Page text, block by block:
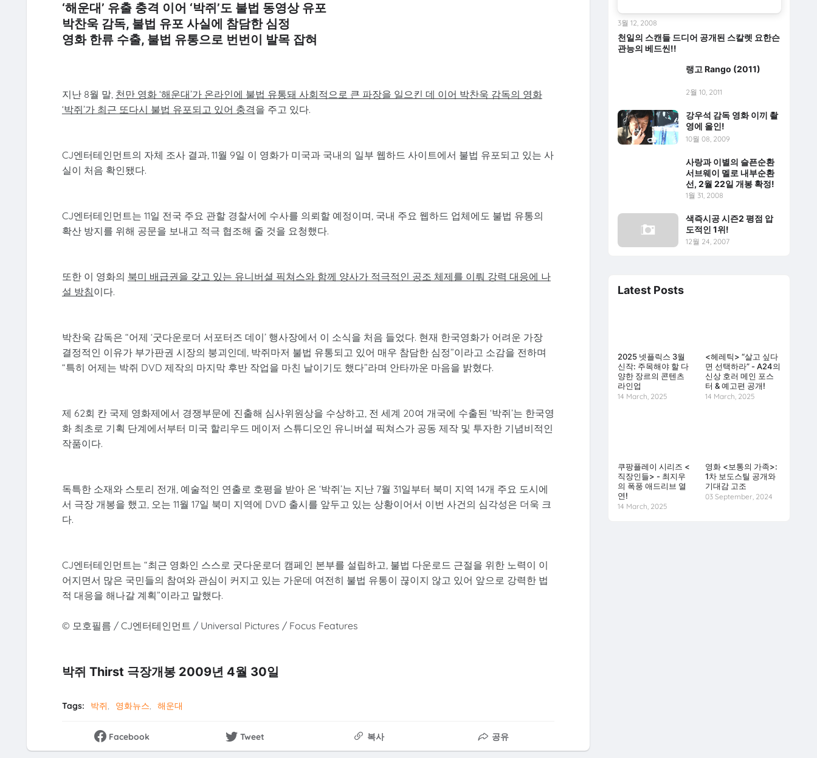
‘해운대’ 유출 충격 이어 ‘박쥐’도 불법 동영상 유포
박찬욱 감독, 불법 유포 사실에 참담한 심정
영화 한류 수출, 불법 유통으로 번번이 발목 잡혀
지난 8월 말, 천만 영화 ‘해운대’가 온라인에 불법 유통돼 사회적으로 큰 파장을 일으킨 데 이어 박찬욱 감독의 영화
‘박쥐’가 최근 또다시 불법 유포되고 있어 충격을 주고 있다.
CJ엔터테인먼트의 자체 조사 결과, 11월 9일 이 영화가 미국과 국내의 일부 웹하드 사이트에서 불법 유포되고 있는 사
실이 처음 확인됐다.
CJ엔터테인먼트는 11일 전국 주요 관할 경찰서에 수사를 의뢰할 예정이며, 국내 주요 웹하드 업체에도 불법 유통의
확산 방지를 위해 공문을 보내고 적극 협조해 줄 것을 요청했다.
또한 이 영화의 북미 배급권을 갖고 있는 유니버셜 픽쳐스와 함께 양사가 적극적인 공조 체제를 이뤄 강력 대응에 나
설 방침이다.
박찬욱 감독은 “어제 ‘굿다운로더 서포터즈 데이’ 행사장에서 이 소식을 처음 들었다. 현재 한국영화가 어려운 가장
결정적인 이유가 부가판권 시장의 붕괴인데, 박쥐마저 불법 유통되고 있어 매우 참담한 심정”이라고 소감을 전하며
“특히 어제는 박쥐 DVD 제작의 마지막 후반 작업을 마친 날이기도 했다”라며 안타까운 마음을 밝혔다.
제 62회 칸 국제 영화제에서 경쟁부문에 진출해 심사위원상을 수상하고, 전 세계 20여 개국에 수출된 ‘박쥐’는 한국영
화 최초로 기획 단계에서부터 미국 할리우드 메이저 스튜디오인 유니버셜 픽쳐스가 공동 제작 및 투자한 기념비적인
작품이다.
독특한 소재와 스토리 전개, 예술적인 연출로 호평을 받아 온 ‘박쥐’는 지난 7월 31일부터 북미 지역 14개 주요 도시에
서 극장 개봉을 했고, 오는 11월 17일 북미 지역에 DVD 출시를 앞두고 있는 상황이어서 이번 사건의 심각성은 더욱 크
다.
CJ엔터테인먼트는 “최근 영화인 스스로 굿다운로더 캠페인 본부를 설립하고, 불법 다운로드 근절을 위한 노력이 이
어지면서 많은 국민들의 참여와 관심이 커지고 있는 가운데 여전히 불법 유통이 끊이지 않고 있어 앞으로 강력한 법
적 대응을 해나갈 계획”이라고 말했다.
© 모호필름 / CJ엔터테인먼트 / Universal Pictures / Focus Features
박쥐 Thirst 극장개봉 2009년 4월 30일
Tags: 박쥐 영화뉴스 해운대
Facebook Tweet 복사 공유
천일의 스캔들 드디어 공개된 스칼렛 요한슨
관능의 베드씬!!
3월 12, 2008
랭고 Rango (2011)
2월 10, 2011
강우석 감독 영화 이끼 촬
영에 올인!
10월 08, 2009
사랑과 이별의 슬픈순환
서브웨이 멜로 내부순환
선, 2월 22일 개봉 확정!
1월 31, 2008
색즉시공 시즌2 평점 압
도적인 1위!
12월 24, 2007
Latest Posts
2025 넷플릭스 3월
신작: 주목해야 할 다
양한 장르의 콘텐츠
라인업
14 March, 2025
<헤레틱> “살고 싶다
면 선택하라” - A24의
신상 호러 메인 포스
터 & 예고편 공개!
14 March, 2025
쿠팡플레이 시리즈 <
직장인들> - 최지우
의 폭풍 애드리브 열
연!
14 March, 2025
영화 <보통의 가족>:
1차 보도스틸 공개와
기대감 고조
03 September, 2024